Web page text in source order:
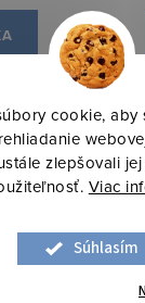
cookie, aby
zlepšovali
Viac
Súhlasím
Kód:1108665